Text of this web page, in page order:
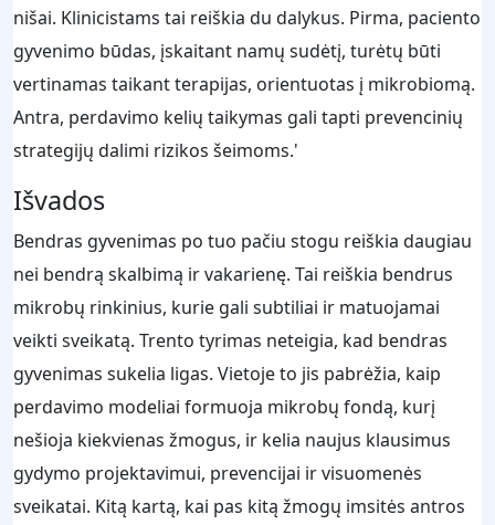
nišai. Klinicistams tai reiškia du dalykus. Pirma, paciento
gyvenimo būdas, įskaitant namų sudėtį, turėtų būti
vertinamas taikant terapijas, orientuotas į mikrobiomą.
Antra, perdavimo kelių taikymas gali tapti prevencinių
strategijų dalimi rizikos šeimoms.'
Išvados
Bendras gyvenimas po tuo pačiu stogu reiškia daugiau
nei bendrą skalbimą ir vakarienę. Tai reiškia bendrus
mikrobų rinkinius, kurie gali subtiliai ir matuojamai
veikti sveikatą. Trento tyrimas neteigia, kad bendras
gyvenimas sukelia ligas. Vietoje to jis pabrėžia, kaip
perdavimo modeliai formuoja mikrobų fondą, kurį
nešioja kiekvienas žmogus, ir kelia naujus klausimus
gydymo projektavimui, prevencijai ir visuomenės
sveikatai. Kitą kartą, kai pas kitą žmogų imsitės antros